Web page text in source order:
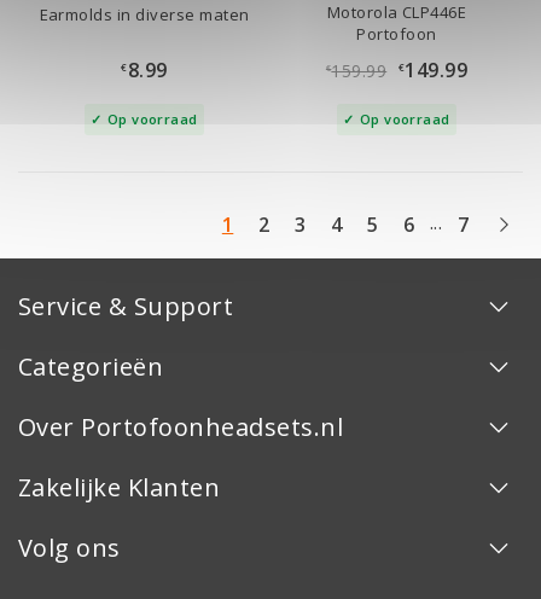
Earmolds in diverse maten
€8.99
Op voorraad
Motorola CLP446E
Portofoon
€159.99 €149.99
Op voorraad
1 2 3 4 5 6 ... 7
Service & Support
Categorieën
Over Portofoonheadsets.nl
Zakelijke Klanten
Volg ons